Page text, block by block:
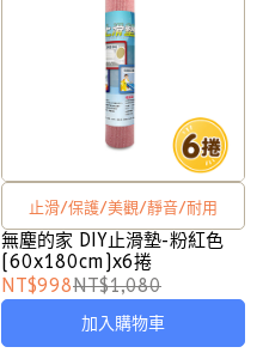
止滑/保護/美觀/靜音/耐用
無塵的家 DIY止滑墊-粉紅色
(60x180cm)x6捲
NT$998NT$1,080
加入購物車